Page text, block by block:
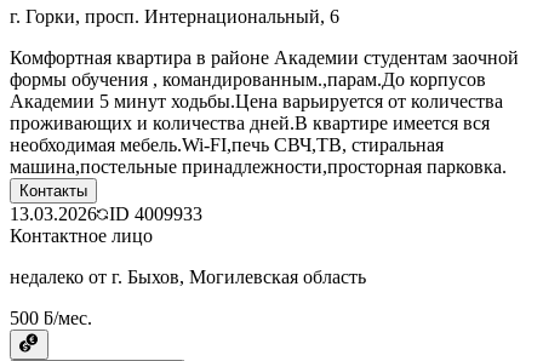
г. Горки, просп. Интернациональный, 6
Комфортная квартира в районе Академии студентам заочной
формы обучения , командированным.,парам.До корпусов
Академии 5 минут ходьбы.Цена варьируется от количества
проживающих и количества дней.В квартире имеется вся
необходимая мебель.Wi-FI,печь СВЧ,ТВ, стиральная
машина,постельные принадлежности,просторная парковка.
Контакты
13.03.2026 ID 4009933
Контактное лицо
недалеко от г. Быхов, Могилевская область
500 ƃ/мес.